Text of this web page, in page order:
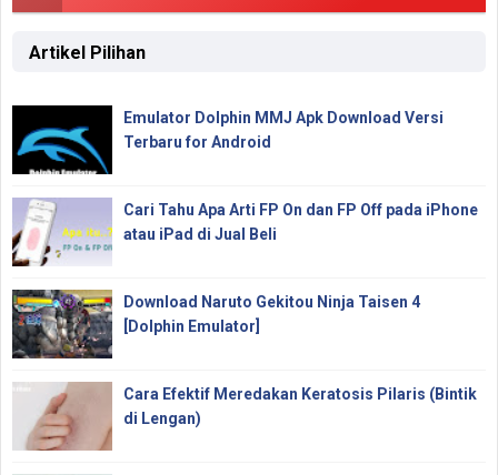
Artikel Pilihan
Emulator Dolphin MMJ Apk Download Versi
Terbaru for Android
Cari Tahu Apa Arti FP On dan FP Off pada iPhone
atau iPad di Jual Beli
Download Naruto Gekitou Ninja Taisen 4
[Dolphin Emulator]
Cara Efektif Meredakan Keratosis Pilaris (Bintik
di Lengan)